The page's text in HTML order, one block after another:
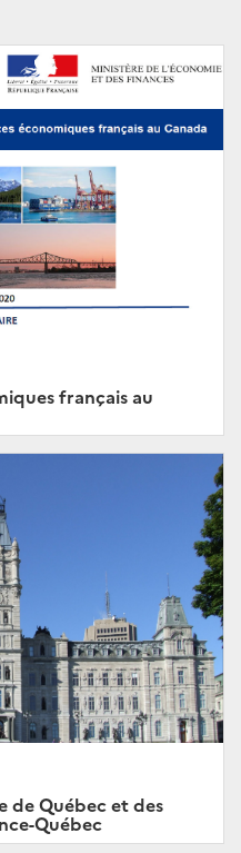
français au
de Québec et des
Québec